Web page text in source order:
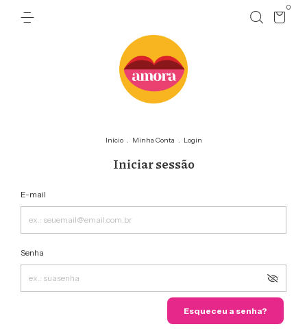
0
Início . Minha Conta . Login
Iniciar sessão
E-mail
Senha
Esqueceu a senha?